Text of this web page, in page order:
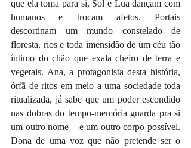
que ela toma para si, Sol e Lua dançam com
humanos e trocam afetos. Portais
descortinam um mundo constelado de
floresta, rios e toda imensidão de um céu tão
íntimo do chão que exala cheiro de terra e
vegetais. Ana, a protagonista desta história,
órfã de ritos em meio a uma sociedade toda
ritualizada, já sabe que um poder escondido
nas dobras do tempo-memória guarda pra si
um outro nome – e um outro corpo possível.
Dona de uma voz que não pretende ser o